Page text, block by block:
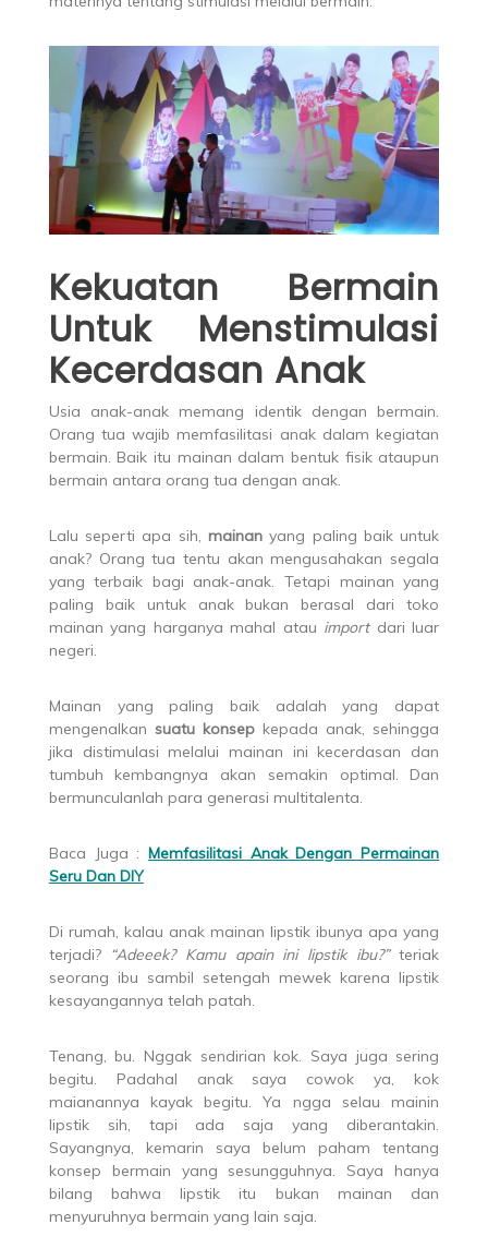
Kekuatan Bermain
Untuk Menstimulasi
Kecerdasan Anak
Usia anak-anak memang identik dengan bermain.
Orang tua wajib memfasilitasi anak dalam kegiatan
bermain. Baik itu mainan dalam bentuk fisik ataupun
bermain antara orang tua dengan anak.
Lalu seperti apa sih, mainan yang paling baik untuk
anak? Orang tua tentu akan mengusahakan segala
yang terbaik bagi anak-anak. Tetapi mainan yang
paling baik untuk anak bukan berasal dari toko
mainan yang harganya mahal atau importdari luar
negeri.
Mainan yang paling baik adalah yang dapat
mengenalkan suatu konsepkepada anak, sehingga
jika distimulasi melalui mainan ini kecerdasan dan
tumbuh kembangnya akan semakin optimal. Dan
bermunculanlah para generasi multitalenta.
Baca Juga : Memfasilitasi Anak Dengan Permainan
Seru Dan DIY
Di rumah, kalau anak mainan lipstik ibunya apa yang
terjadi? “Adeeek? Kamu apain ini lipstik ibu?”teriak
seorang ibu sambil setengah mewek karena lipstik
kesayangannya telah patah.
Tenang, bu. Nggak sendirian kok. Saya juga sering
begitu. Padahal anak saya cowok ya, kok
maianannya kayak begitu. Ya ngga selau mainin
lipstik sih, tapi ada saja yang diberantakin.
Sayangnya, kemarin saya belum paham tentang
konsep bermain yang sesungguhnya. Saya hanya
bilang bahwa lipstik itu bukan mainan dan
menyuruhnya bermain yang lain saja.